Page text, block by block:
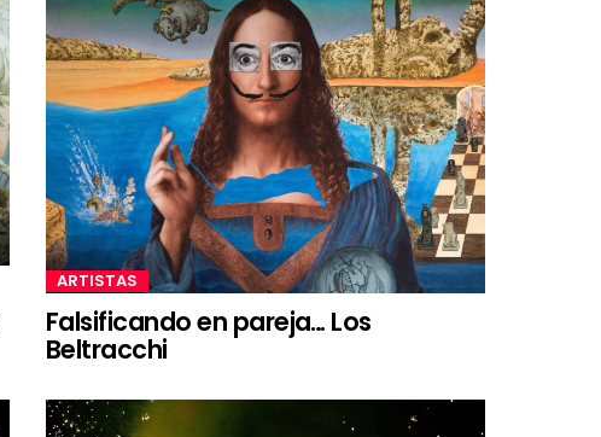
ARTISTAS
Falsificando en pareja… Los
Beltracchi